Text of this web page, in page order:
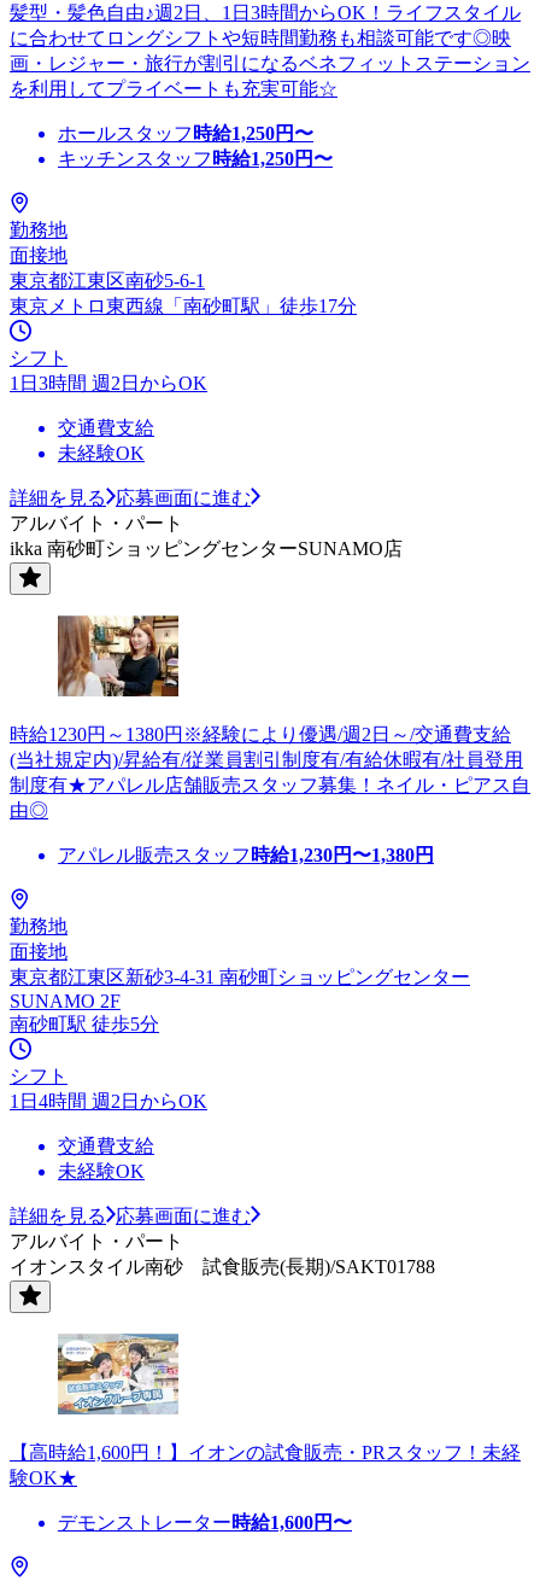
髪型・髪色自由♪週2日、1日3時間からOK！ライフスタイル
に合わせてロングシフトや短時間勤務も相談可能です◎映
画・レジャー・旅行が割引になるベネフィットステーション
を利用してプライベートも充実可能☆
ホールスタッフ 時給1,250円〜
キッチンスタッフ 時給1,250円〜
勤務地
面接地
東京都江東区南砂5-6-1
東京メトロ東西線「南砂町駅」徒歩17分
シフト
1日3時間 週2日からOK
交通費支給
未経験OK
詳細を見る
応募画面に進む
アルバイト・パート
ikka 南砂町ショッピングセンターSUNAMO店
時給1230円～1380円※経験により優遇/週2日～/交通費支給
(当社規定内)/昇給有/従業員割引制度有/有給休暇有/社員登用
制度有★アパレル店舗販売スタッフ募集！ネイル・ピアス自
由◎
アパレル販売スタッフ 時給1,230円〜1,380円
勤務地
面接地
東京都江東区新砂3-4-31 南砂町ショッピングセンター
SUNAMO 2F
南砂町駅 徒歩5分
シフト
1日4時間 週2日からOK
交通費支給
未経験OK
詳細を見る
応募画面に進む
アルバイト・パート
イオンスタイル南砂 試食販売(長期)/SAKT01788
【高時給1,600円！】イオンの試食販売・PRスタッフ！未経
験OK★
デモンストレーター時給1,600円〜